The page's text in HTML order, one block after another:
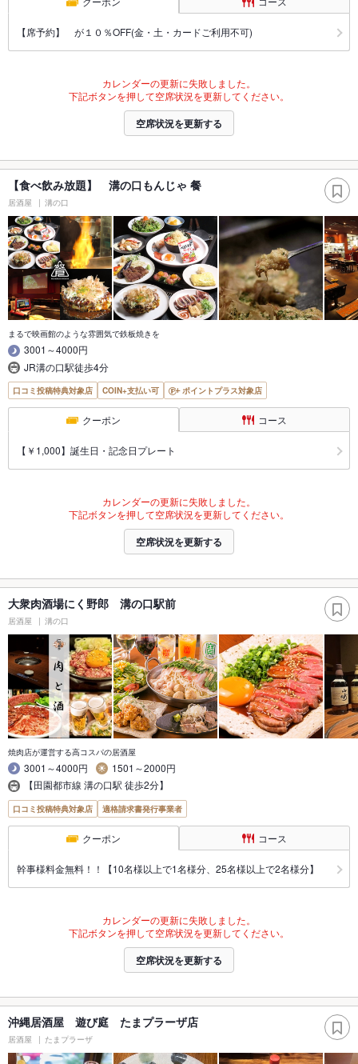
【席予約】 が１０％OFF(金・土・カードご利用不可)
カレンダーの更新に失敗しました。
下記ボタンを押して空席状況を更新してください。
空席状況を更新する
【食べ飲み放題】 溝の口もんじゃ 餐
居酒屋 溝の口
まるで映画館のような雰囲気で鉄板焼きを
3001～4000円
JR溝の口駅徒歩4分
口コミ投稿特典対象店 COIN+支払い可 ポイントプラス対象店
クーポン コース
【￥1,000】誕生日・記念日プレート
カレンダーの更新に失敗しました。
下記ボタンを押して空席状況を更新してください。
空席状況を更新する
大衆肉酒場にく野郎 溝の口駅前
居酒屋 溝の口
焼肉店が運営する高コスパの居酒屋
3001～4000円
1501～2000円
【田園都市線 溝の口駅 徒歩2分】
口コミ投稿特典対象店 適格請求書発行事業者
クーポン コース
幹事様料金無料！！【10名様以上で1名様分、25名様以上で2名様分】
カレンダーの更新に失敗しました。
下記ボタンを押して空席状況を更新してください。
空席状況を更新する
沖縄居酒屋 遊び庭 たまプラーザ店
居酒屋 たまプラーザ